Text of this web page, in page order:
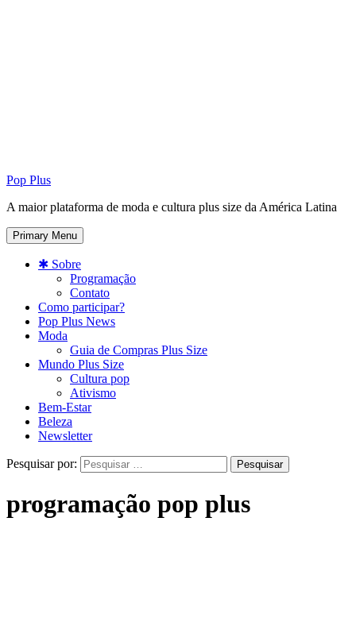
Pop Plus
A maior plataforma de moda e cultura plus size da América Latina
Primary Menu
✱ Sobre
Programação
Contato
Como participar?
Pop Plus News
Moda
Guia de Compras Plus Size
Mundo Plus Size
Cultura pop
Ativismo
Bem-Estar
Beleza
Newsletter
Pesquisar por:
programação pop plus